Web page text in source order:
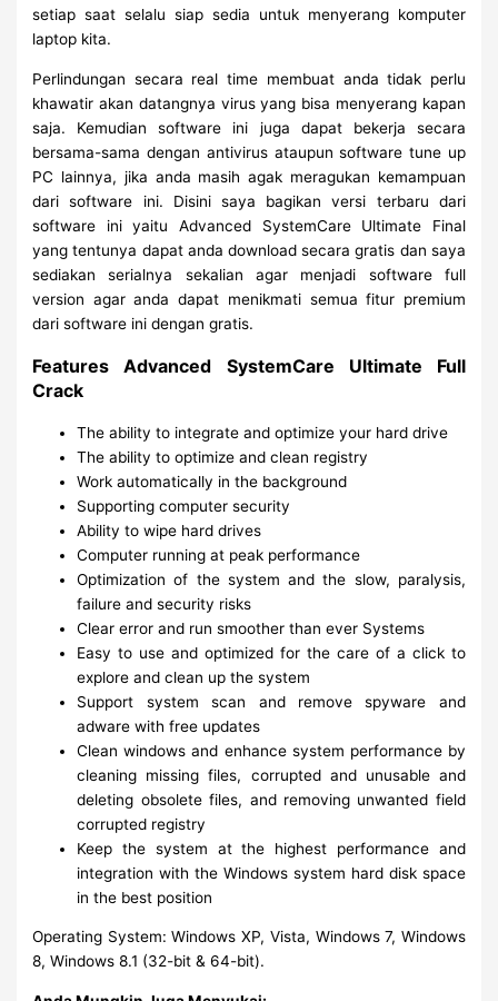
setiap saat selalu siap sedia untuk menyerang komputer
laptop kita.
Perlindungan secara real time membuat anda tidak perlu
khawatir akan datangnya virus yang bisa menyerang kapan
saja. Kemudian software ini juga dapat bekerja secara
bersama-sama dengan antivirus ataupun software tune up
PC lainnya, jika anda masih agak meragukan kemampuan
dari software ini. Disini saya bagikan versi terbaru dari
software ini yaitu Advanced SystemCare Ultimate Final
yang tentunya dapat anda download secara gratis dan saya
sediakan serialnya sekalian agar menjadi software full
version agar anda dapat menikmati semua fitur premium
dari software ini dengan gratis.
Features Advanced SystemCare Ultimate Full
Crack
The ability to integrate and optimize your hard drive
The ability to optimize and clean registry
Work automatically in the background
Supporting computer security
Ability to wipe hard drives
Computer running at peak performance
Optimization of the system and the slow, paralysis,
failure and security risks
Clear error and run smoother than ever Systems
Easy to use and optimized for the care of a click to
explore and clean up the system
Support system scan and remove spyware and
adware with free updates
Clean windows and enhance system performance by
cleaning missing files, corrupted and unusable and
deleting obsolete files, and removing unwanted field
corrupted registry
Keep the system at the highest performance and
integration with the Windows system hard disk space
in the best position
Operating System: Windows XP, Vista, Windows 7, Windows
8, Windows 8.1 (32-bit & 64-bit).